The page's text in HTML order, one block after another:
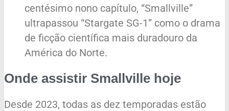
centésimo nono capítulo, “Smallville”
ultrapassou “Stargate SG-1” como o drama
de ficção científica mais duradouro da
América do Norte.
Onde assistir Smallville hoje
Desde 2023, todas as dez temporadas estão